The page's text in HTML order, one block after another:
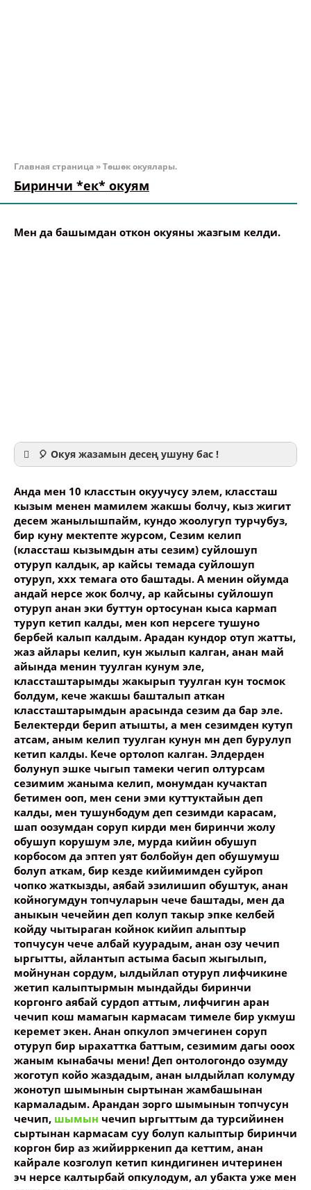
Главная страница »Төшөк окуялары.
Биринчи *ек* окуям
Мен да башымдан откон окуяны жазгым келди.
🎈 Окуя жазамын десең ушуну бас !
Ваше имя
Название сообщения
Опубликовать контент
Анда мен 10 класстын окуучусу элем, классташ
кызым менен мамилем жакшы болчу, кыз жигит
десем жанылышпайм, кундо жоолугуп турчубуз,
бир куну мектепте журсом, Сезим келип
(классташ кызымдын аты сезим) суйлошуп
отуруп калдык, ар кайсы темада суйлошуп
отуруп, ххх темага ото баштады. А менин ойумда
андай нерсе жок болчу, ар кайсыны суйлошуп
отуруп анан эки буттун ортосунан кыса кармап
туруп кетип калды, мен коп нерсеге тушуно
бербей калып калдым. Арадан кундор отуп жатты,
жаз айлары келип, кун жылып калган, анан май
айында менин туулган кунум эле,
классташтарымды жакырып туулган кун тосмок
болдум, кече жакшы башталып аткан
классташтарымдын арасында сезим да бар эле.
Белектерди берип атышты, а мен сезимден кутуп
атсам, аным келип туулган кунун мн деп бурулуп
кетип калды. Кече ортолоп калган. Элдерден
болунуп эшке чыгып тамеки чегип олтурсам
сезимим жаныма келип, монумдан кучактап
бетимен ооп, мен сени эми куттуктайын деп
калды, мен тушунбодум деп сезимди карасам,
шап оозумдан соруп кирди мен биринчи жолу
обушуп корушум эле, мурда кийин обушуп
корбосом да эптеп уят болбойун деп обушумуш
болуп аткам, бир кезде кийимимден суйроп
чопко жаткызды, аябай эзилишип обуштук, анан
койногумдун топчуларын чече баштады, мен да
аныкын чечейин деп колуп такыр эпке келбей
койду чытыраган койнок кийип алыптыр
топчусун чече албай куурадым, анан озу чечип
ыргытты, айлантып астыма басып жыгылып,
мойнунан сордум, ылдыйлап отуруп лифчикине
жетип калыптырмын мындайды биринчи
коргонго аябай сурдоп аттым, лифчигин аран
чечип кош мамагын кармасам тимеле бир укмуш
керемет экен. Анан опкулоп эмчегинен соруп
отуруп бир ырахаттка баттым, сезимим дагы ооох
жаным кынабачы мени! Деп онтологондо озумду
жоготуп койо жаздадым, анан ылдыйлап колумду
жонотуп шымынын сыртынан жамбашынан
кармаладым. Арандан зорго шымынын топчусун
чечип, шымын чечип ыргыттым да турсийинен
сыртынан кармасам суу болуп калыптыр биринчи
коргон бир аз жийирркенип да кеттим, анан
кайрале козголуп кетип киндигинен ичтеринен
эч нерсе калтырбай опкулодум, ал убакта уже мен